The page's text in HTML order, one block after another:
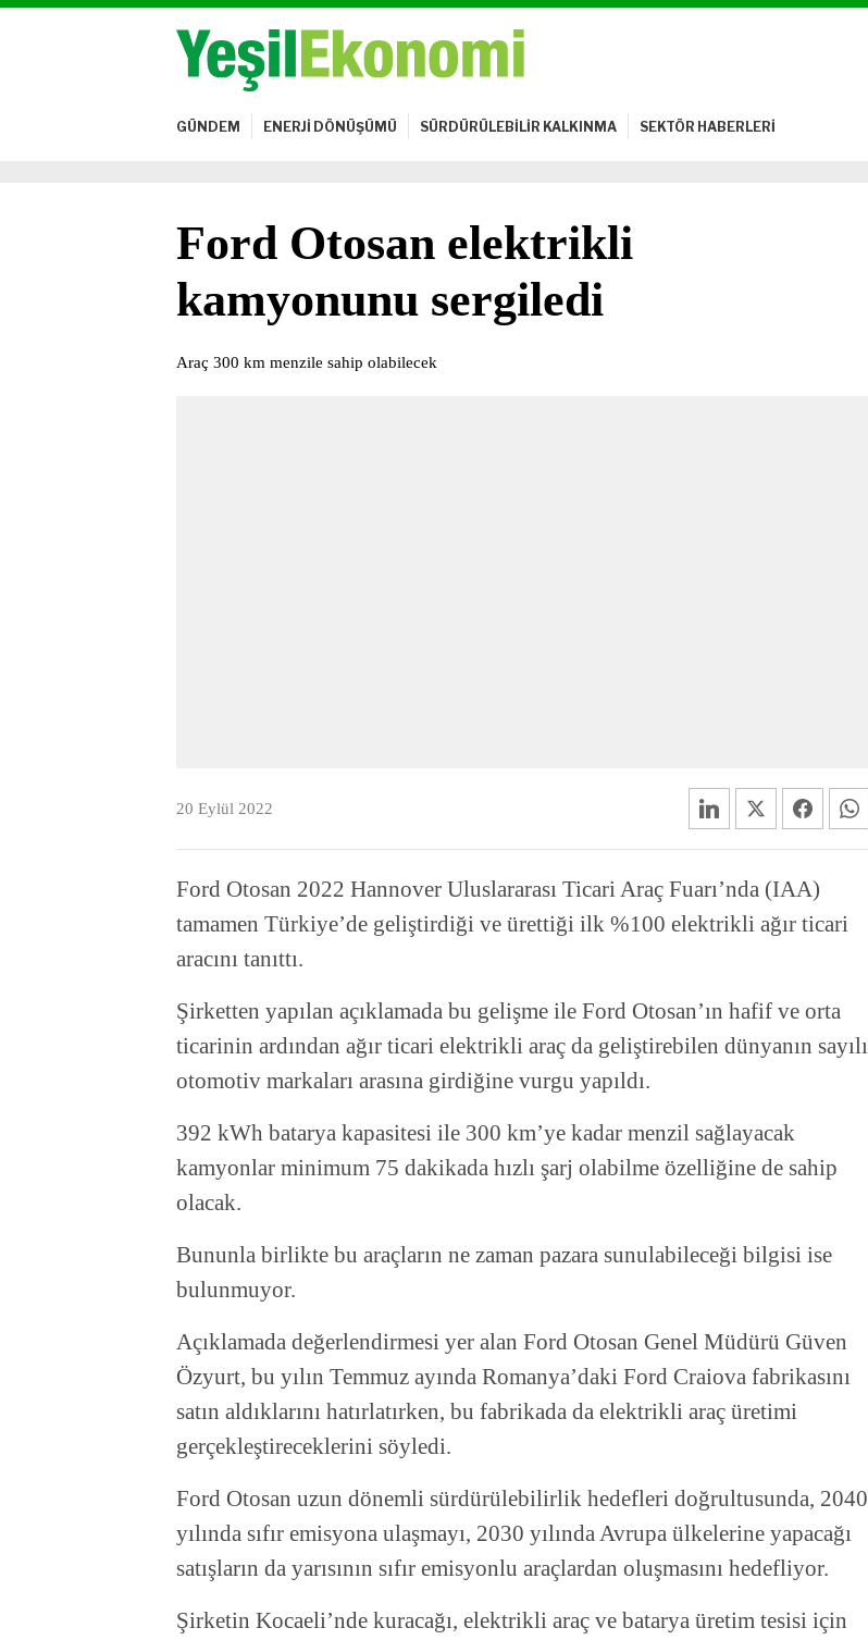
GÜNDEM ENERJİ DÖNÜŞÜMÜ SÜRDÜRÜLEBİLİR KALKINMA SEKTÖR HABERLERİ
Ford Otosan elektrikli
kamyonunu sergiledi
Araç 300 km menzile sahip olabilecek
20 Eylül 2022
Ford Otosan 2022 Hannover Uluslararası Ticari Araç Fuarı’nda (IAA)
tamamen Türkiye’de geliştirdiği ve ürettiği ilk %100 elektrikli ağır ticari
aracını tanıttı.
Şirketten yapılan açıklamada bu gelişme ile Ford Otosan’ın hafif ve orta
ticarinin ardından ağır ticari elektrikli araç da geliştirebilen dünyanın sayılı
otomotiv markaları arasına girdiğine vurgu yapıldı.
392 kWh batarya kapasitesi ile 300 km’ye kadar menzil sağlayacak
kamyonlar minimum 75 dakikada hızlı şarj olabilme özelliğine de sahip
olacak.
Bununla birlikte bu araçların ne zaman pazara sunulabileceği bilgisi ise
bulunmuyor.
Açıklamada değerlendirmesi yer alan Ford Otosan Genel Müdürü Güven
Özyurt, bu yılın Temmuz ayında Romanya’daki Ford Craiova fabrikasını
satın aldıklarını hatırlatırken, bu fabrikada da elektrikli araç üretimi
gerçekleştireceklerini söyledi.
Ford Otosan uzun dönemli sürdürülebilirlik hedefleri doğrultusunda, 2040
yılında sıfır emisyona ulaşmayı, 2030 yılında Avrupa ülkelerine yapacağı
satışların da yarısının sıfır emisyonlu araçlardan oluşmasını hedefliyor.
Şirketin Kocaeli’nde kuracağı, elektrikli araç ve batarya üretim tesisi için